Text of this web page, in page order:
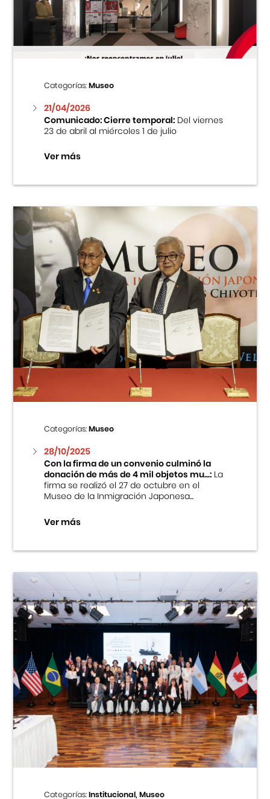
Centro Cultural Peruano Japonés
Museo de la Inmigración Japonesa
Fondo Editorial
Teatro Peruano Japonés
Categorías:Museo
21/04/2026
Comunicado: Cierre temporal:Del viernes
23 de abril al miércoles 1 de julio
Ver más
Categorías:Museo
28/10/2025
Con la firma de un convenio culminó la
donación de más de 4 mil objetos mu...:La
firma se realizó el 27 de octubre en el
Museo de la Inmigración Japonesa...
Ver más
Categorías:Institucional, Museo